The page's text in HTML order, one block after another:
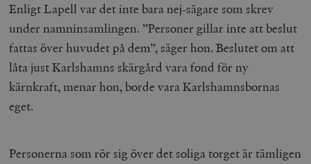
Enligt Lapell var det inte bara nej-sägare som skrev
under namninsamlingen. ”Personer gillar inte att beslut
fattas över huvudet på dem”, säger hon. Beslutet om att
låta just Karlshamns skärgård vara fond för ny
kärnkraft, menar hon, borde vara Karlshamnsbornas
eget.
Personerna som rör sig över det soliga torget är tämligen